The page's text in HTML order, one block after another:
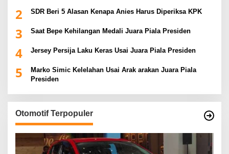
2 SDR Beri 5 Alasan Kenapa Anies Harus Diperiksa KPK
3 Saat Bepe Kehilangan Medali Juara Piala Presiden
4 Jersey Persija Laku Keras Usai Juara Piala Presiden
5
Marko Simic Kelelahan Usai Arak arakan Juara Piala
Presiden
Otomotif Terpopuler